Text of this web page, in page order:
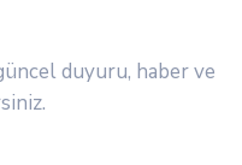
duyuru, haber ve